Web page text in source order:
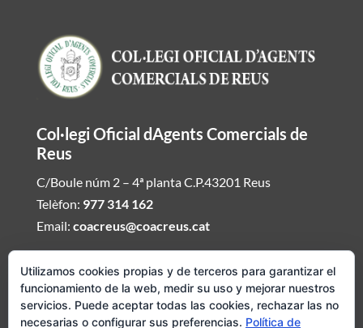
Col·legi Oficial dAgents Comercials de
Reus
C/Boule núm 2 – 4ª planta C.P.43201 Reus
Telèfon: 977 314 162
Email: coacreus@coacreus.cat
Horari del Col·legi dAgents Comercials
De dilluns a divendres de 16:00h a 19:30h
Utilizamos cookies propias y de terceros para garantizar el
funcionamiento de la web, medir su uso y mejorar nuestros
servicios. Puede aceptar todas las cookies, rechazar las no
necesarias o configurar sus preferencias. Política de